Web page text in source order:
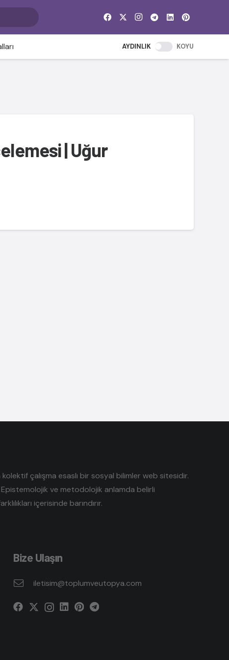
AYDINLIK KOYU
| Uğur
çalışma esaslı bir sosyal bilimler web sitesidir.
Epistemolojik ve metodolojik anlamda belirli
içerisinde barındırır.
Bize Ulaşın
iletisim@toplumveutopya.com